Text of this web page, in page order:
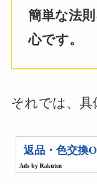
簡単な法
心です。
それでは、具